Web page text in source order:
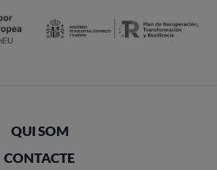
QUI SOM
CONTACTE